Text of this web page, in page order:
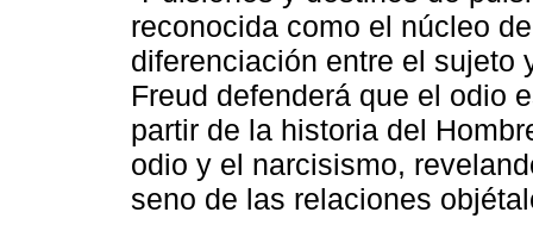
reconocida como el núcleo
diferenciación entre el sujeto
Freud defenderá que el odio
partir de la historia del
odio y el narcisismo,
seno de las relaciones